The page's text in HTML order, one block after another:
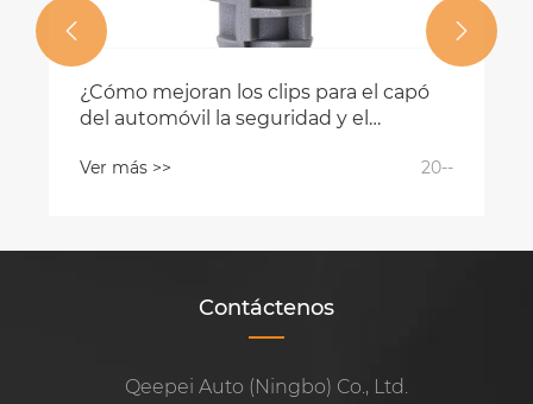
¿Cómo mejoran los clips para el capó
del automóvil la seguridad y el
Ver más >> 20--
 
Contáctenos
Qeepei Auto (Ningbo) Co., Ltd.